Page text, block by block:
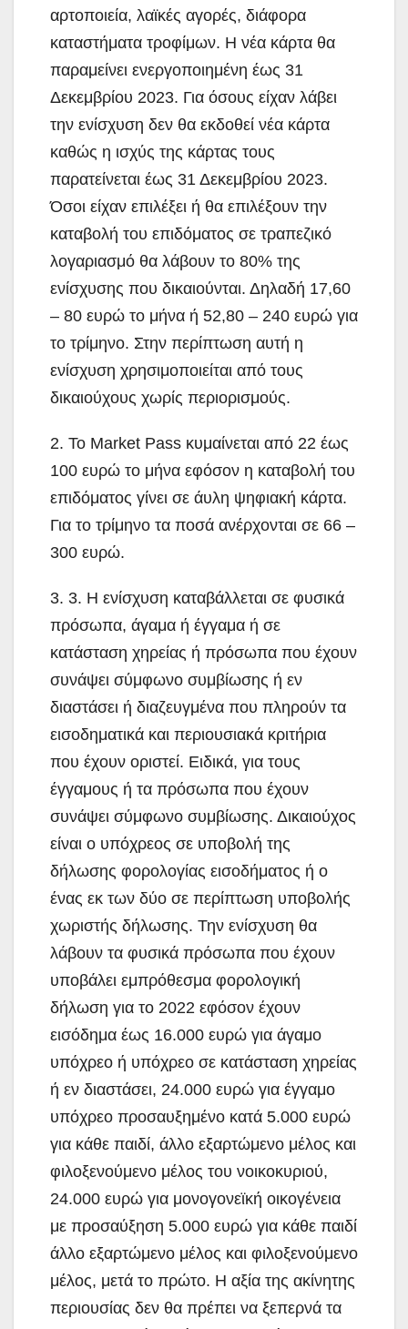
αρτοποιεία, λαϊκές αγορές, διάφορα
καταστήματα τροφίμων. Η νέα κάρτα θα
παραμείνει ενεργοποιημένη έως 31
Δεκεμβρίου 2023. Για όσους είχαν λάβει
την ενίσχυση δεν θα εκδοθεί νέα κάρτα
καθώς η ισχύς της κάρτας τους
παρατείνεται έως 31 Δεκεμβρίου 2023.
Όσοι είχαν επιλέξει ή θα επιλέξουν την
καταβολή του επιδόματος σε τραπεζικό
λογαριασμό θα λάβουν το 80% της
ενίσχυσης που δικαιούνται. Δηλαδή 17,60
– 80 ευρώ το μήνα ή 52,80 – 240 ευρώ για
το τρίμηνο. Στην περίπτωση αυτή η
ενίσχυση χρησιμοποιείται από τους
δικαιούχους χωρίς περιορισμούς.
2. Το Market Pass κυμαίνεται από 22 έως
100 ευρώ το μήνα εφόσον η καταβολή του
επιδόματος γίνει σε άυλη ψηφιακή κάρτα.
Για το τρίμηνο τα ποσά ανέρχονται σε 66 –
300 ευρώ.
3. 3. Η ενίσχυση καταβάλλεται σε φυσικά
πρόσωπα, άγαμα ή έγγαμα ή σε
κατάσταση χηρείας ή πρόσωπα που έχουν
συνάψει σύμφωνο συμβίωσης ή εν
διαστάσει ή διαζευγμένα που πληρούν τα
εισοδηματικά και περιουσιακά κριτήρια
που έχουν οριστεί. Ειδικά, για τους
έγγαμους ή τα πρόσωπα που έχουν
συνάψει σύμφωνο συμβίωσης. Δικαιούχος
είναι ο υπόχρεος σε υποβολή της
δήλωσης φορολογίας εισοδήματος ή ο
ένας εκ των δύο σε περίπτωση υποβολής
χωριστής δήλωσης. Την ενίσχυση θα
λάβουν τα φυσικά πρόσωπα που έχουν
υποβάλει εμπρόθεσμα φορολογική
δήλωση για το 2022 εφόσον έχουν
εισόδημα έως 16.000 ευρώ για άγαμο
υπόχρεο ή υπόχρεο σε κατάσταση χηρείας
ή εν διαστάσει, 24.000 ευρώ για έγγαμο
υπόχρεο προσαυξημένο κατά 5.000 ευρώ
για κάθε παιδί, άλλο εξαρτώμενο μέλος και
φιλοξενούμενο μέλος του νοικοκυριού,
24.000 ευρώ για μονογονεϊκή οικογένεια
με προσαύξηση 5.000 ευρώ για κάθε παιδί
άλλο εξαρτώμενο μέλος και φιλοξενούμενο
μέλος, μετά το πρώτο. Η αξία της ακίνητης
περιουσίας δεν θα πρέπει να ξεπερνά τα